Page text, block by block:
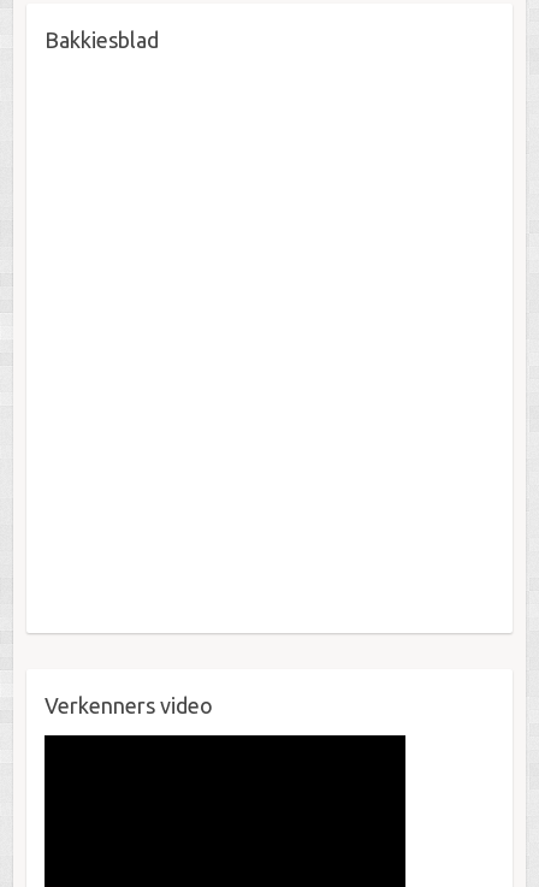
Bakkiesblad
Verkenners video